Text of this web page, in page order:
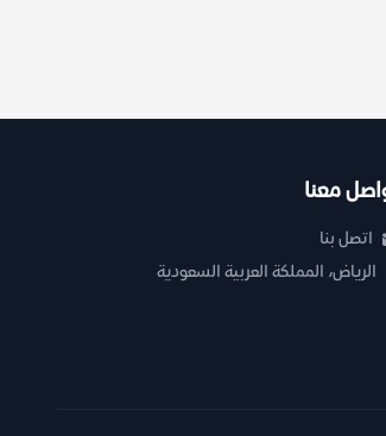
معنا
اتصل بنا
الرياض، المملكة العربية السعودية